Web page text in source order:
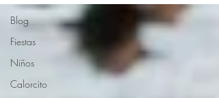
Blog
Fiestas
Niños
Calorcito